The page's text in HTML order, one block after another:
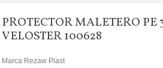
PROTECTOR MALETERO
VELOSTER 100628
Marca Rezaw Plast